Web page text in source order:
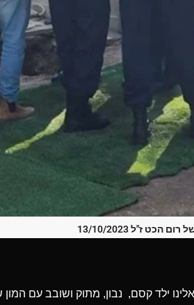
הכט ז"ל 13/10/2023
הגיע אלינו ילד קסם, נבון, מתוק ושובב